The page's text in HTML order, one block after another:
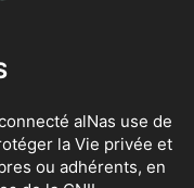
alNas use de
la Vie privée et
ou adhérents, en